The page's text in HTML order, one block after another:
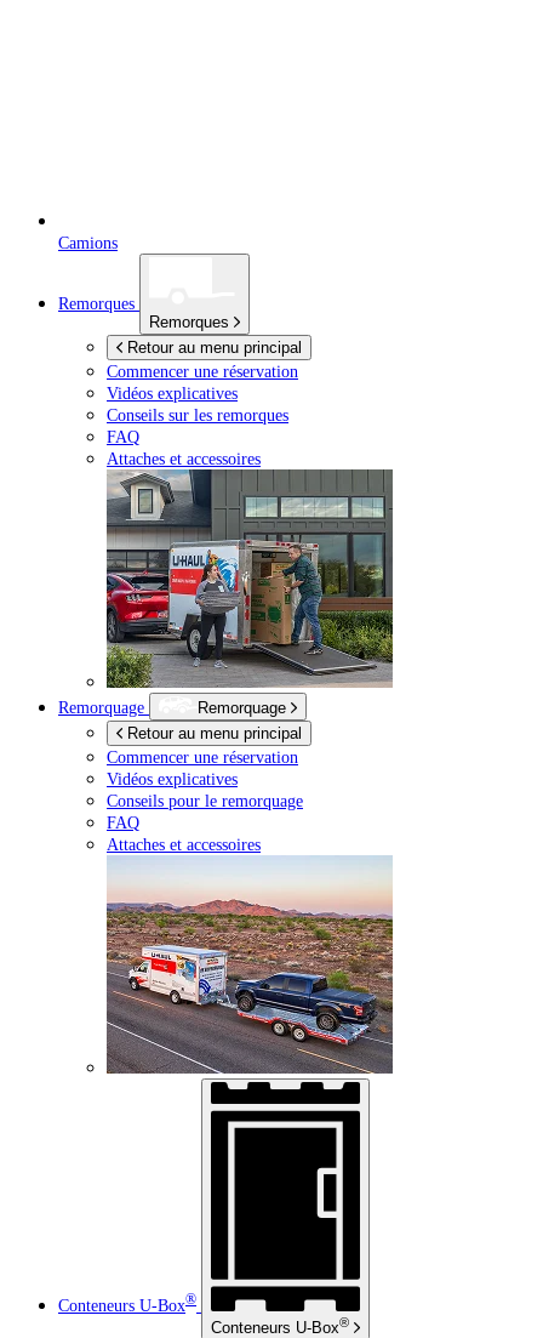
Camions
Remorques
Remorques
Retour au menu principal
Commencer une réservation
Vidéos explicatives
Conseils sur les remorques
FAQ
Attaches et accessoires
Remorquage
Remorquage
Retour au menu principal
Commencer une réservation
Vidéos explicatives
Conseils pour le remorquage
FAQ
Attaches et accessoires
Conteneurs U-Box®
Conteneurs U-Box®